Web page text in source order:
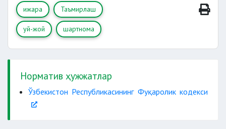
ижара Таъмирлаш
уй-жой шартнома
Норматив ҳужжатлар
Ўзбекистон Республикасининг Фуқаролик кодекси